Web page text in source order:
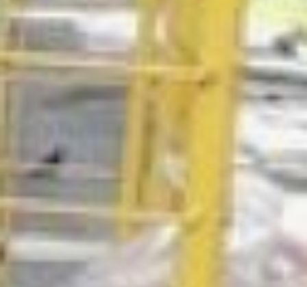
соглашение о
сотрудничестве. По нему
«Балтика» обеспечивает
контейнеров для
раздельного сбора ТКО, а
компании «Чистая
планета» и «Фирма
Сталкер» – их установку
и последующий вывоз
отсортированных
отходов, – сообщил
ЖКХ Хабаровского края
Станислав Кондаков.
По договоренности
между властями и
бизнесом пивоваренная
компания бесплатно